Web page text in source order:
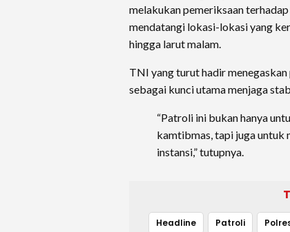
melakukan pemeriksaan
mendatangi lokasi-lokasi yang
hingga larut malam.
TNI yang turut hadir
sebagai kunci utama menjaga
“Patroli ini bukan hanya
kamtibmas, tapi juga untuk
instansi,” tutupnya.
Headline Patroli